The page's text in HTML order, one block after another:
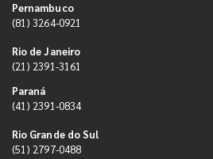
Pernambuco
(81) 3264-0921
Rio de Janeiro
(21) 2391-3161
Paraná
(41) 2391-0834
Rio Grande do Sul
(51) 2797-0488